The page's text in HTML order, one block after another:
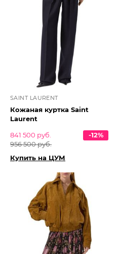
SAINT LAURENT
Кожаная куртка Saint
Laurent
841 500 руб.
956 500 руб.
-12%
Купить на ЦУМ